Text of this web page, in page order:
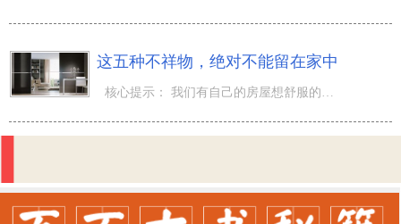
这五种不祥物，绝对不能留在家中